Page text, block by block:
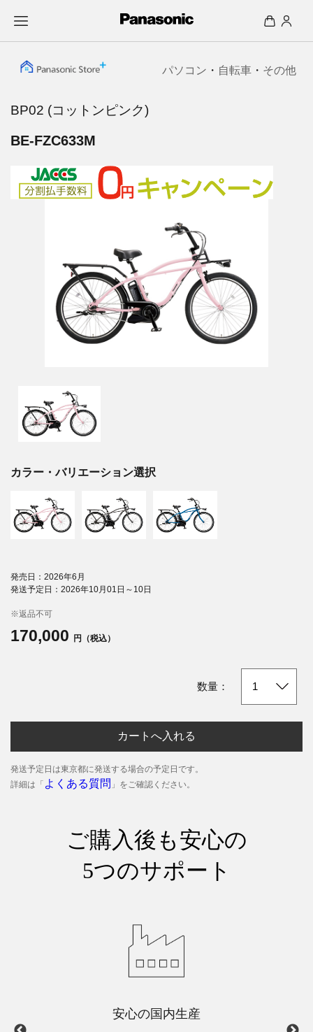
パソコン ・ 自転車 ・ その他
BP02 (コットンピンク)
BE-FZC633M
カラー・バリエーション選択
発売日：2026年6月
発送予定日：2026年10月01日～10日
※返品不可
170,000 円（税込）
数量：
カートへ入れる
発送予定日は東京都に発送する場合の予定日です。
詳細は「 よくある質問 」をご確認ください。